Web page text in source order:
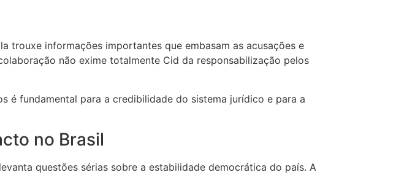
trouxe informações importantes que embasam as acusações e
não exime totalmente Cid da responsabilização pelos
é fundamental para a credibilidade do sistema jurídico e para a
no Brasil
questões sérias sobre a estabilidade democrática do país. A